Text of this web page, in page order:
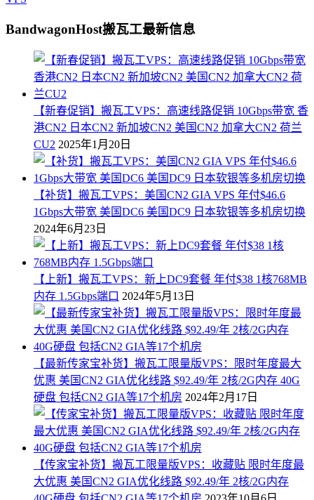
BandwagonHost搬瓦工最新信息
【新春促销】搬瓦工VPS：高速线路促销 10Gbps带宽 香
港CN2 日本CN2 新加坡CN2 美国CN2 加拿大CN2 荷兰
CU2 2025年1月20日
【补货】搬瓦工VPS：美国CN2 GIA VPS 年付$46.6
1Gbps大带宽 美国DC6 美国DC9 日本软银等多机房切换
2024年6月23日
【上新】搬瓦工VPS：新上DC9套餐 年付$38 1核768MB
内存 1.5Gbps端口 2024年5月13日
【最新传家宝补货】搬瓦工限量版VPS：限时年度最大
优惠 美国CN2 GIA优化线路 $92.49/年 2核/2G内存 40G
硬盘 包括CN2 GIA等17个机房 2024年2月17日
【传家宝补货】搬瓦工限量版VPS：收藏贴 限时年度最
大优惠 美国CN2 GIA优化线路 $92.49/年 2核/2G内存